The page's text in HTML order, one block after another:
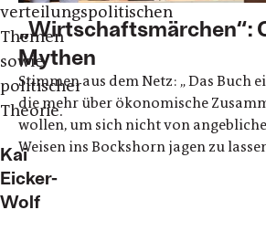
verteilungspolitischen
Themen
sowie
politischer
Theorie.
Kai
Eicker-
Wolf
„Wirtschaftsmärchen“:
Mythen
Stimmen aus dem Netz: „ Das Buch
die mehr über ökonomische
wollen, um sich nicht von
Weisen ins Bockshorn jagen zu